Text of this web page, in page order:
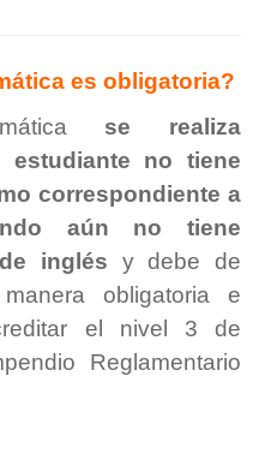
es obligatoria?
se realiza
estudiante no tiene
correspondiente a
aún no tiene
inglés y debe de
obligatoria e
el nivel 3 de
Reglamentario